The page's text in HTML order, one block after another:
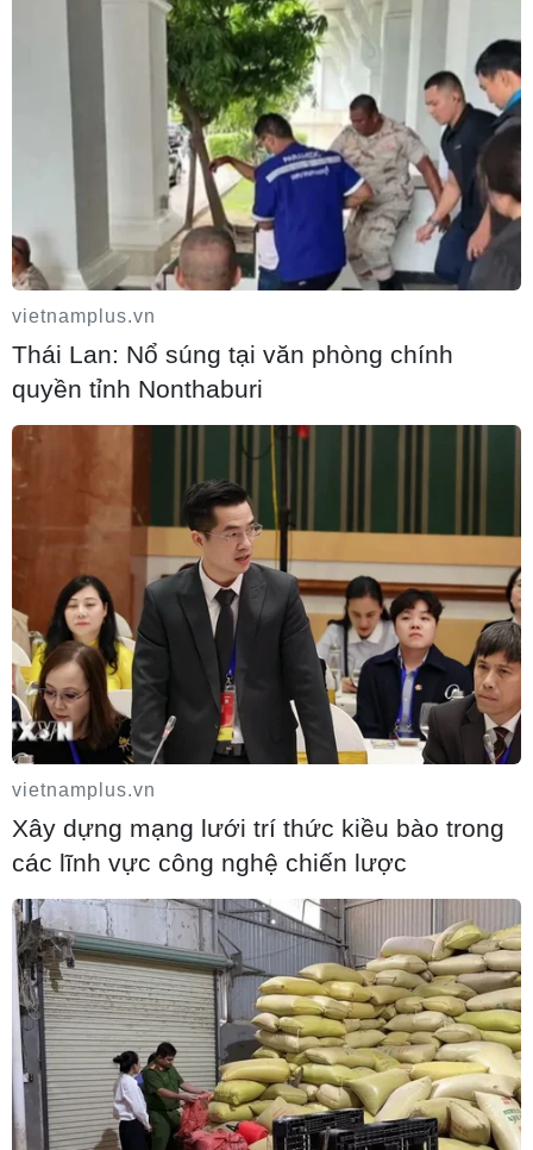
vietnamplus.vn
Thái Lan: Nổ súng tại văn phòng chính
quyền tỉnh Nonthaburi
vietnamplus.vn
Xây dựng mạng lưới trí thức kiều bào trong
các lĩnh vực công nghệ chiến lược